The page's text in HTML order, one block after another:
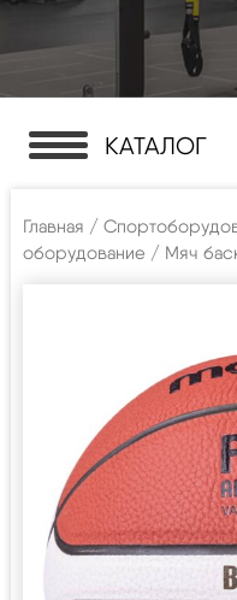
КАТАЛОГ
Главная /
оборудование / Мяч